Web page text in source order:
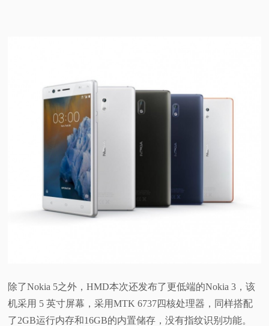
除了Nokia 5之外，HMD本次还发布了更低端的Nokia 3，该
机采用 5 英寸屏幕，采用MTK 6737四核处理器，同样搭配
了2GB运行内存和16GB的内置储存，没有指纹识别功能。